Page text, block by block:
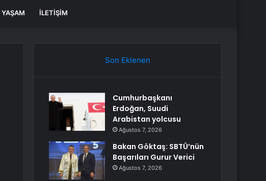
YAŞAM İLETIŞIM
Son Eklenen
Cumhurbaşkanı
Erdoğan, Suudi
Arabistan yolcusu
Ağustos 7, 2026
Bakan Göktaş: SBTÜ’nün
Başarıları Gurur Verici
Ağustos 7, 2026